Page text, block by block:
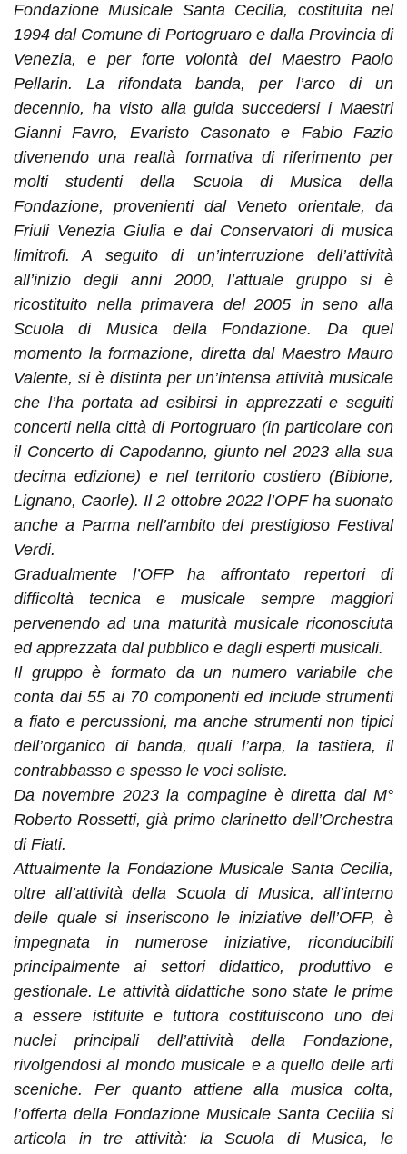
Fondazione Musicale Santa Cecilia, costituita nel
1994 dal Comune di Portogruaro e dalla Provincia di
Venezia, e per forte volontà del Maestro Paolo
Pellarin. La rifondata banda, per l’arco di un
decennio, ha visto alla guida succedersi i Maestri
Gianni Favro, Evaristo Casonato e Fabio Fazio
divenendo una realtà formativa di riferimento per
molti studenti della Scuola di Musica della
Fondazione, provenienti dal Veneto orientale, da
Friuli Venezia Giulia e dai Conservatori di musica
limitrofi. A seguito di un’interruzione dell’attività
all’inizio degli anni 2000, l’attuale gruppo si è
ricostituito nella primavera del 2005 in seno alla
Scuola di Musica della Fondazione. Da quel
momento la formazione, diretta dal Maestro Mauro
Valente, si è distinta per un’intensa attività musicale
che l’ha portata ad esibirsi in apprezzati e seguiti
concerti nella città di Portogruaro (in particolare con
il Concerto di Capodanno, giunto nel 2023 alla sua
decima edizione) e nel territorio costiero (Bibione,
Lignano, Caorle). Il 2 ottobre 2022 l’OPF ha suonato
anche a Parma nell’ambito del prestigioso Festival
Verdi.
Gradualmente l’OFP ha affrontato repertori di
difficoltà tecnica e musicale sempre maggiori
pervenendo ad una maturità musicale riconosciuta
ed apprezzata dal pubblico e dagli esperti musicali.
Il gruppo è formato da un numero variabile che
conta dai 55 ai 70 componenti ed include strumenti
a fiato e percussioni, ma anche strumenti non tipici
dell’organico di banda, quali l’arpa, la tastiera, il
contrabbasso e spesso le voci soliste.
Da novembre 2023 la compagine è diretta dal M°
Roberto Rossetti, già primo clarinetto dell’Orchestra
di Fiati.
Attualmente la Fondazione Musicale Santa Cecilia,
oltre all’attività della Scuola di Musica, all’interno
delle quale si inseriscono le iniziative dell’OFP, è
impegnata in numerose iniziative, riconducibili
principalmente ai settori didattico, produttivo e
gestionale. Le attività didattiche sono state le prime
a essere istituite e tuttora costituiscono uno dei
nuclei principali dell’attività della Fondazione,
rivolgendosi al mondo musicale e a quello delle arti
sceniche. Per quanto attiene alla musica colta,
l’offerta della Fondazione Musicale Santa Cecilia si
articola in tre attività: la Scuola di Musica, le